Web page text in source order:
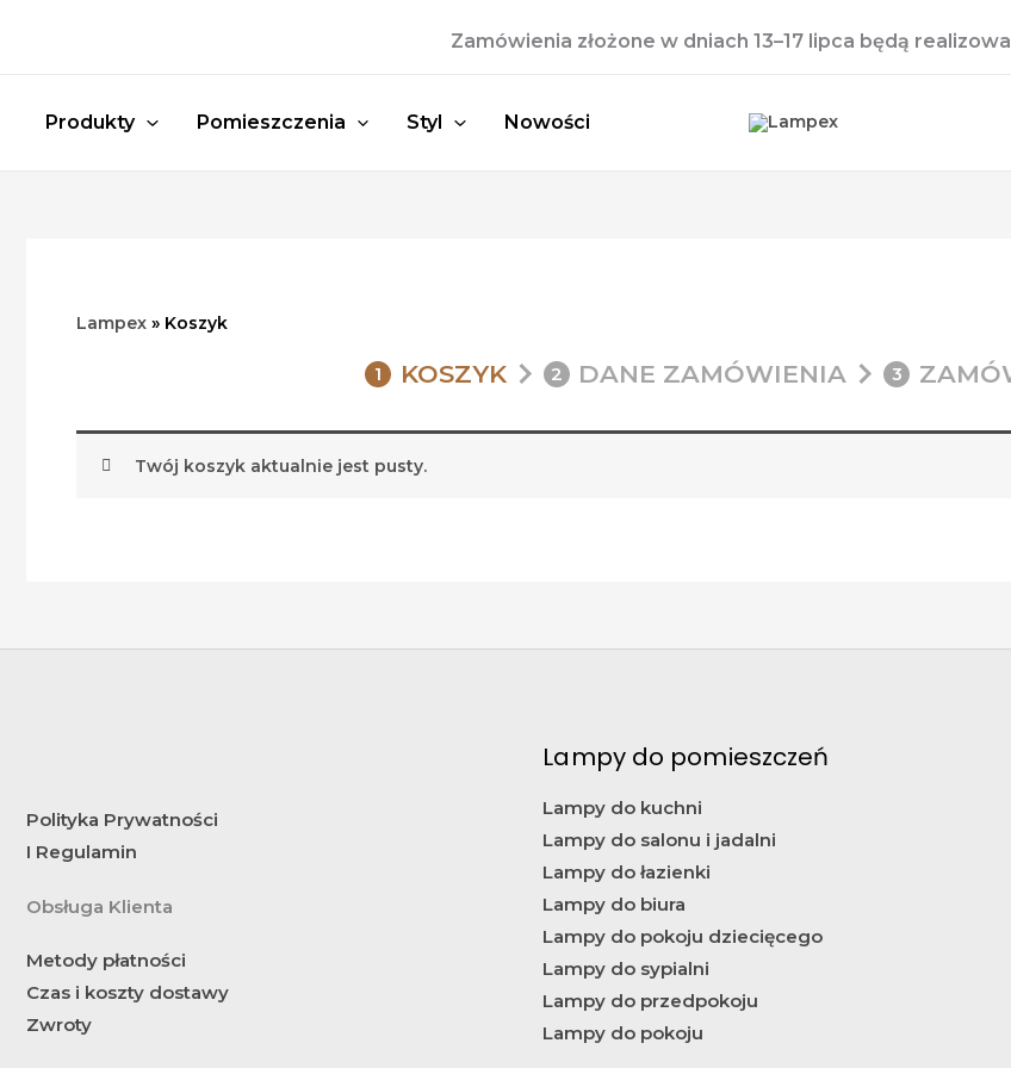
Zamówienia złożone w dniach 13–17 lipca będą
Produkty Pomieszczenia Styl Nowości
Lampex » Koszyk
1 KOSZYK 2 DANE ZAMÓWIENIA 3
Twój koszyk aktualnie jest pusty.
Polityka Prywatności
I Regulamin
Obsługa Klienta
Metody płatności
Czas i koszty dostawy
Zwroty
Lampy do pomieszczeń
Lampy do kuchni
Lampy do salonu i jadalni
Lampy do łazienki
Lampy do biura
Lampy do pokoju dziecięcego
Lampy do sypialni
Lampy do przedpokoju
Lampy do pokoju